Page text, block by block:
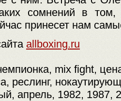
сомнений в том,
принесет нам
allboxing.ru
mix fight,
реслинг,
апрель, 1982, 1987,